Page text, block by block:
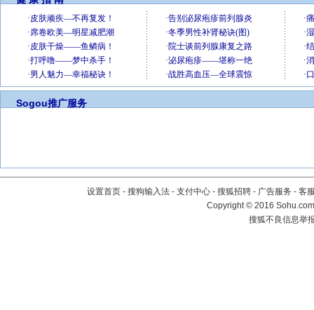
Sogou推广服务
设置首页 - 搜狗输入法 - 支付中心 - 搜狐招聘 - 广告服务 - 客
Copyright©2016
搜狐不良信息举